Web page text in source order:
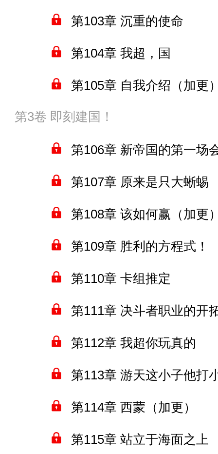
第103章 沉重的使命
第104章 我超，国
第105章 自我介绍（加更
第3卷 即刻建国！
第106章 新帝国的第一场
第107章 原来是只大蜥蜴
第108章 该如何赢（加更
第109章 胜利的方程式！
第110章 卡组推定
第111章 决斗者职业的开
第112章 我超你玩真的
第113章 游天这小子他打
第114章 西蒙（加更）
第115章 站立于海面之上